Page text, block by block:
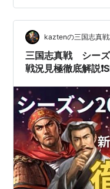
ます。 ガチャ動画や
解説などブログだけ
ぜひkaztenの
kaztenの三国志真
三国志真戦 シー
戦況見極徹底解説